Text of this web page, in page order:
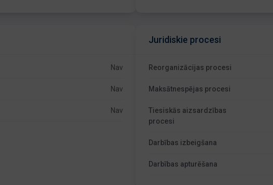
Nav
Nav
Nav
Juridiskie procesi
Reorganizācijas procesi
Maksātnespējas procesi
Tiesiskās aizsardzības
procesi
Darbības izbeigšana
Darbības apturēšana